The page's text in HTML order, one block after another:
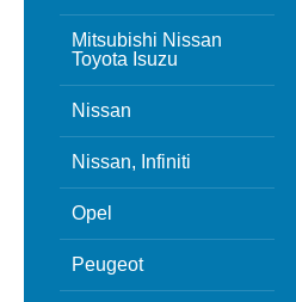
Mitsubishi Nissan
Toyota Isuzu
Nissan
Nissan, Infiniti
Opel
Peugeot